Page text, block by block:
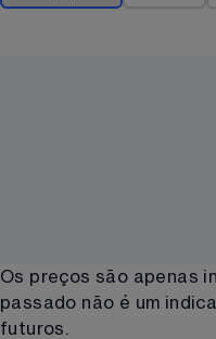
Os preços são apenas
passado não é um
futuros.